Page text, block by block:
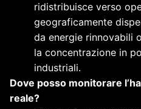
ridistribuisce verso
geograficamente
da energie rinnovabili
la concentrazione in
industriali.
Dove posso monitorare
reale?